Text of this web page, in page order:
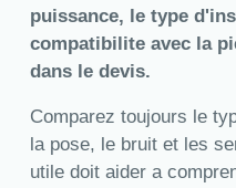
puissance, le type
compatibilite avec la
dans le devis.
Comparez toujours le
la pose, le bruit et les
utile doit aider a